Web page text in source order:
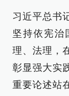
习近平总书
坚持依宪治
理、法理，
彰显强大实
重要论述站